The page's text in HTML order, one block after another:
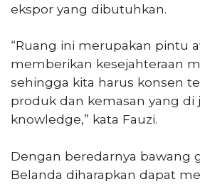
ekspor yang dibutuhkan.
“Ruang ini merupakan pintu
memberikan kesejahteraan
sehingga kita harus konsen
produk dan kemasan yang di
knowledge,” kata Fauzi.
Dengan beredarnya bawang
Belanda diharapkan dapat